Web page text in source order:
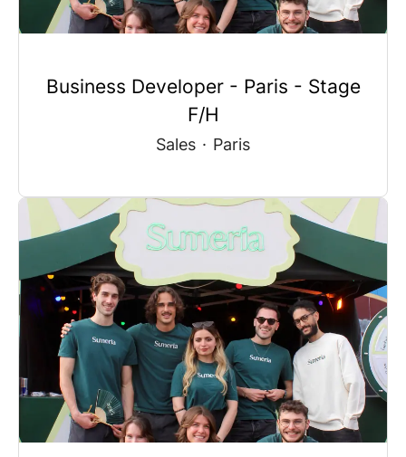
Business Developer - Paris - Stage
F/H
Sales · Paris